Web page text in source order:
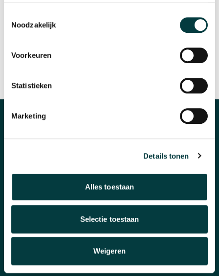
Noodzakelijk
Voorkeuren
Statistieken
Marketing
Details tonen
Alles toestaan
Selectie toestaan
Weigeren
WINKEL IN NIJMEGEN OFFICIEEL VERKOOPPUNT
SNELLE REACTIE INRUILEN HORLOGE
Nieuws